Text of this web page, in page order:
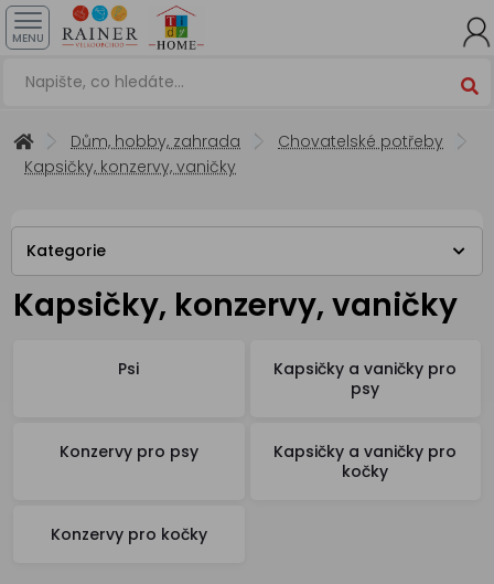
MENU
Dům, hobby, zahrada
Chovatelské potřeby
Kapsičky, konzervy, vaničky
Kategorie
Kapsičky, konzervy, vaničky
Psi
Kapsičky a vaničky pro
psy
Konzervy pro psy
Kapsičky a vaničky pro
kočky
Konzervy pro kočky